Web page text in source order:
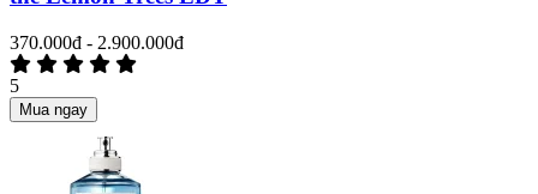
370.000đ - 2.900.000đ
5
Mua ngay